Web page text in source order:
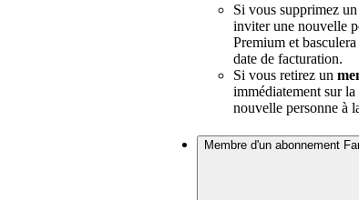
Si vous supprimez un
inviter une nouvelle
Premium et
date de facturation.
Si vous retirez un
immédiatement sur
nouvelle personne à
Membre d'un abonnement